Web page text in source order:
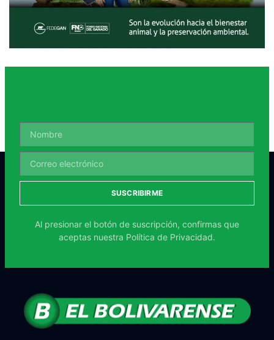
SUSCRIBIRME
Al presionar el botón de suscripción, confirmas que
aceptas nuestra Política de Privacidad.